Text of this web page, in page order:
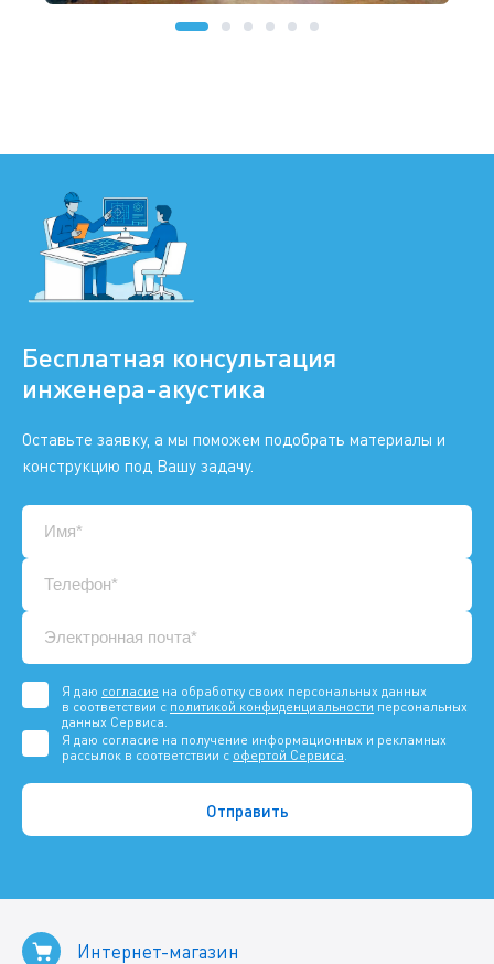
Бесплатная консультация
инженера-акустика
Оставьте заявку, а мы поможем подобрать материалы и
конструкцию под Вашу задачу.
Я даю согласие на обработку своих персональных данных
в соответствии с политикой конфиденциальности персональных
данных Сервиса.
Я даю согласие на получение информационных и рекламных
рассылок в соответствии с офертой Сервиса
Интернет-магазин